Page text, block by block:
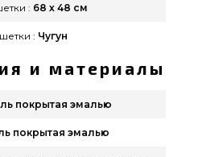
: 68 х 48 см
: Чугун
и материалы
покрытая эмалью
покрытая эмалью